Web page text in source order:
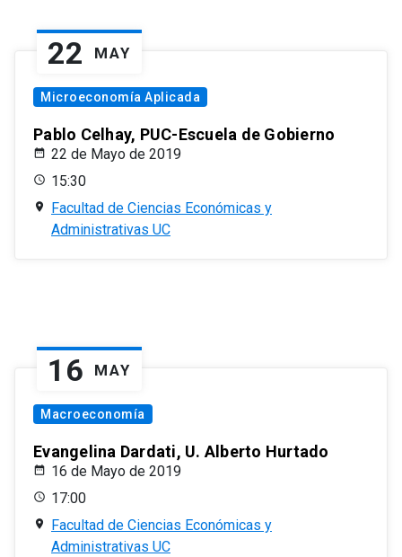
22 MAY
Microeconomía Aplicada
Pablo Celhay, PUC-Escuela de Gobierno
22 de Mayo de 2019
15:30
Facultad de Ciencias Económicas y
Administrativas UC
16 MAY
Macroeconomía
Evangelina Dardati, U. Alberto Hurtado
16 de Mayo de 2019
17:00
Facultad de Ciencias Económicas y
Administrativas UC